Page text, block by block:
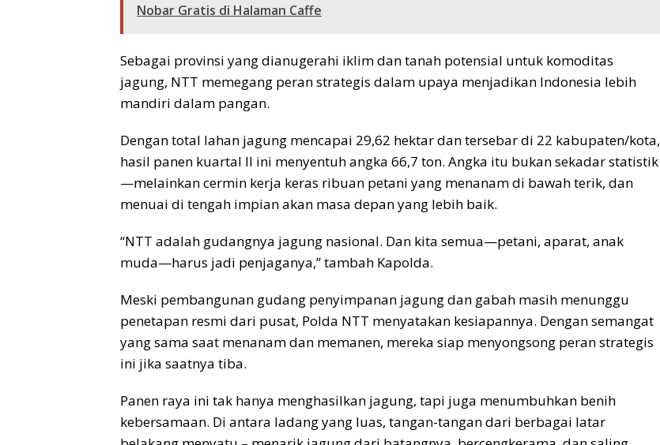
Nobar Gratis di Halaman Caffe
Sebagai provinsi yang dianugerahi iklim dan tanah potensial untuk komoditas
jagung, NTT memegang peran strategis dalam upaya menjadikan Indonesia lebih
mandiri dalam pangan.
Dengan total lahan jagung mencapai 29,62 hektar dan tersebar di 22 kabupaten/kota,
hasil panen kuartal II ini menyentuh angka 66,7 ton. Angka itu bukan sekadar statistik
—melainkan cermin kerja keras ribuan petani yang menanam di bawah terik, dan
menuai di tengah impian akan masa depan yang lebih baik.
“NTT adalah gudangnya jagung nasional. Dan kita semua—petani, aparat, anak
muda—harus jadi penjaganya,” tambah Kapolda.
Meski pembangunan gudang penyimpanan jagung dan gabah masih menunggu
penetapan resmi dari pusat, Polda NTT menyatakan kesiapannya. Dengan semangat
yang sama saat menanam dan memanen, mereka siap menyongsong peran strategis
ini jika saatnya tiba.
Panen raya ini tak hanya menghasilkan jagung, tapi juga menumbuhkan benih
kebersamaan. Di antara ladang yang luas, tangan-tangan dari berbagai latar